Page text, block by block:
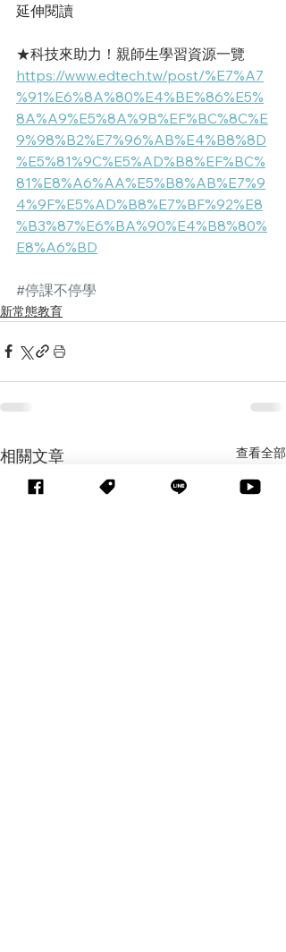
延伸閱讀
★科技來助力！親師生學習資源一覽
https://www.edtech.tw/post/%E7%A7
%91%E6%8A%80%E4%BE%86%E5%
8A%A9%E5%8A%9B%EF%BC%8C%E
9%98%B2%E7%96%AB%E4%B8%8D
%E5%81%9C%E5%AD%B8%EF%BC%
81%E8%A6%AA%E5%B8%AB%E7%9
4%9F%E5%AD%B8%E7%BF%92%E8
%B3%87%E6%BA%90%E4%B8%80%
E8%A6%BD
#停課不停學
新常態教育
相關文章 查看全部